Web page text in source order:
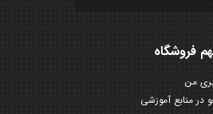
فروشگاه
من
منابع آموزشی